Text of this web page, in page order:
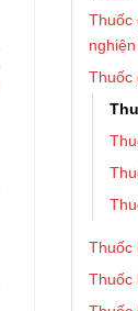
Thuốc
nghiện
Thuốc
Thuốc
Thuốc